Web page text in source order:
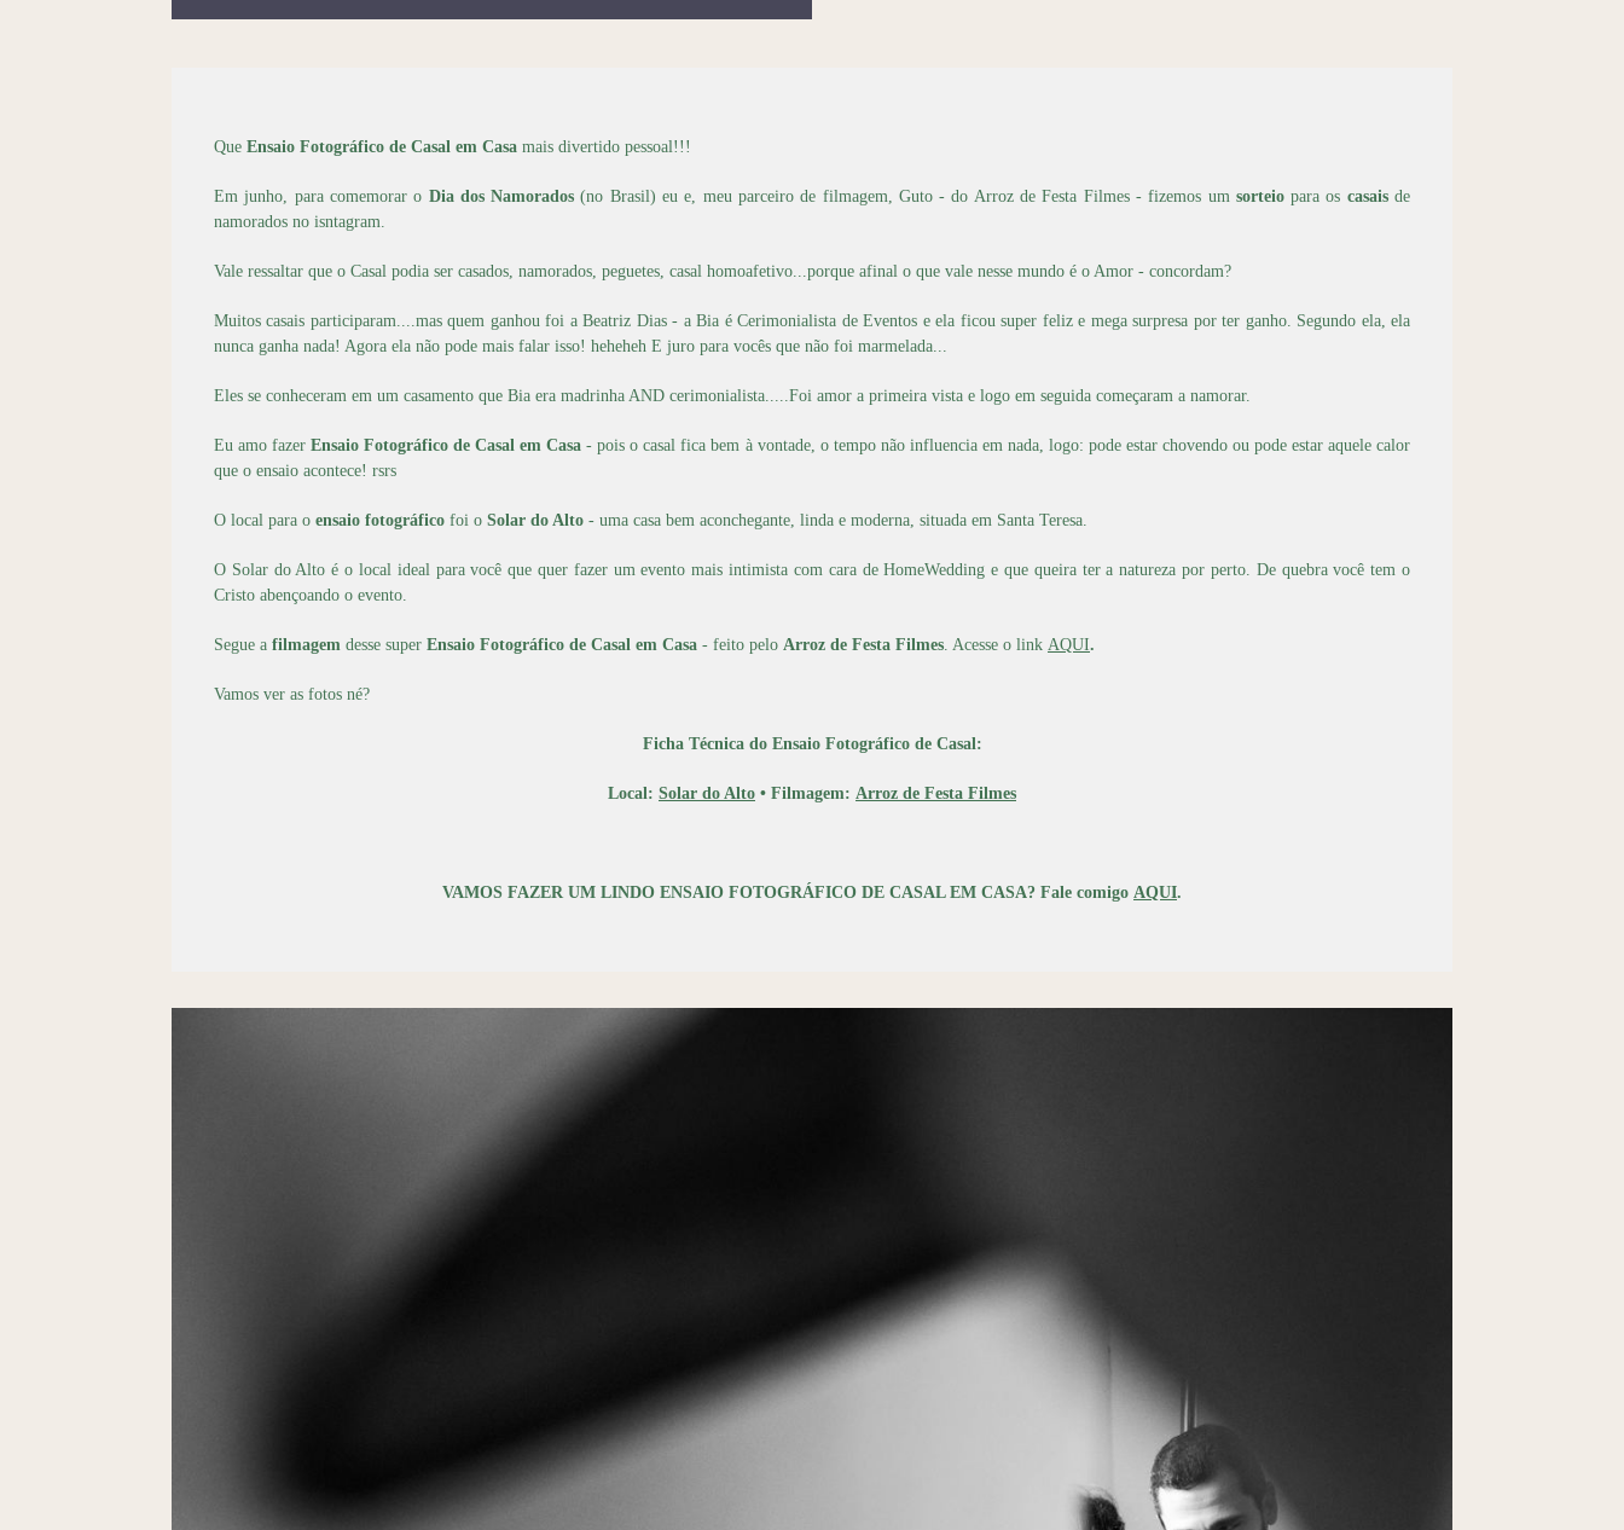
Que Ensaio Fotográfico de Casal em Casa mais divertido pessoal!!!
Em junho, para comemorar o Dia dos Namorados (no Brasil) eu e, meu parceiro de filmagem, Guto - do Arroz de Festa Filmes - fizemos um sorteiopara os casaisde
namorados no isntagram.
Vale ressaltar que o Casal podia ser casados, namorados, peguetes, casal homoafetivo...porque afinal o que vale nesse mundo é o Amor - concordam?
Muitos casais participaram....mas quem ganhou foi a Beatriz Dias - a Bia é Cerimonialista de Eventos e ela ficou super feliz e mega surpresa por ter ganho. Segundo ela, ela
nunca ganha nada! Agora ela não pode mais falar isso! heheheh E juro para vocês que não foi marmelada...
Eles se conheceram em um casamento que Bia era madrinha AND cerimonialista.....Foi amor a primeira vista e logo em seguida começaram a namorar.
Eu amo fazerEnsaio Fotográfico de Casal em Casa - pois o casal fica bem à vontade, o tempo não influencia em nada, logo: pode estar chovendo ou pode estar aquele calor
que o ensaio acontece! rsrs
O local para o ensaio fotográfico foi o Solar do Alto - uma casa bem aconchegante, linda e moderna, situada em Santa Teresa.
O Solar do Alto é o local ideal para você que quer fazer um evento mais intimista com cara de HomeWedding e que queira ter a natureza por perto. De quebra você tem o
Cristo abençoando o evento.
Segue a filmagem desse super Ensaio Fotográfico de Casal em Casa - feito pelo Arroz de Festa Filmes . Acesse o link AQUI.
Vamos ver as fotos né?
Ficha Técnica do Ensaio Fotográfico de Casal:
Local: Solar do Alto • Filmagem: Arroz de Festa Filmes
VAMOS FAZER UM LINDO ENSAIO FOTOGRÁFICO DE CASAL EM CASA? Fale comigo AQUI.